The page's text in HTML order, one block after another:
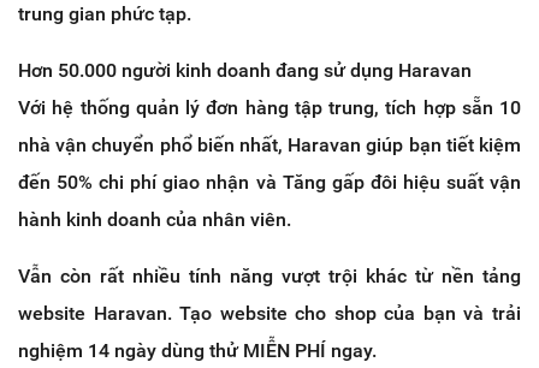
trung gian phức tạp.
Hơn 50.000 người kinh doanh đang sử dụng Haravan
Với hệ thống quản lý đơn hàng tập trung, tích hợp sẵn 10
nhà vận chuyển phổ biến nhất, Haravan giúp bạn tiết kiệm
đến 50% chi phí giao nhận và Tăng gấp đôi hiệu suất vận
hành kinh doanh của nhân viên.
Vẫn còn rất nhiều tính năng vượt trội khác từ nền tảng
website Haravan. Tạo website cho shop của bạn và trải
nghiệm 14 ngày dùng thử MIỄN PHÍ ngay.